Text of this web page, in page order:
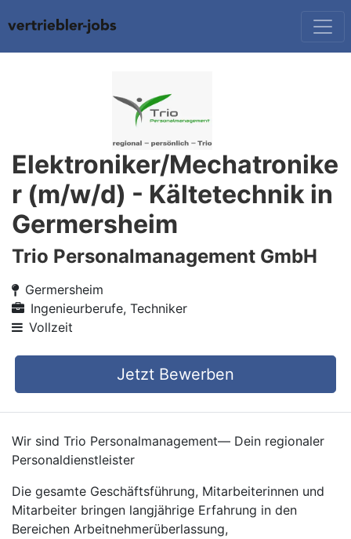
Elektroniker/Mechatronike
r (m/w/d) - Kältetechnik in
Germersheim
Trio Personalmanagement GmbH
Germersheim
Ingenieurberufe, Techniker
Vollzeit
Jetzt Bewerben
Wir sind Trio Personalmanagement— Dein regionaler
Personaldienstleister
Die gesamte Geschäftsführung, Mitarbeiterinnen und
Mitarbeiter bringen langjährige Erfahrung in den
Bereichen Arbeitnehmerüberlassung,